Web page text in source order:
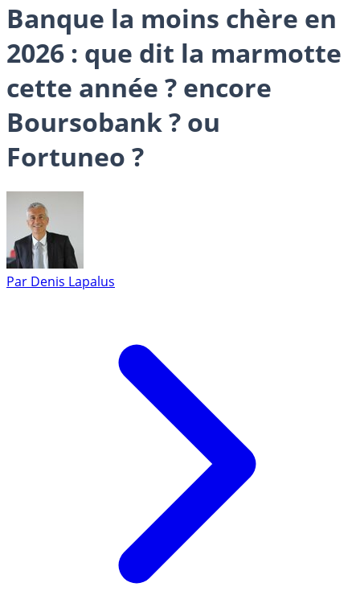
Banque la moins chère en
2026 : que dit la marmotte
cette année ? encore
Boursobank ? ou
Fortuneo ?
Par Denis Lapalus